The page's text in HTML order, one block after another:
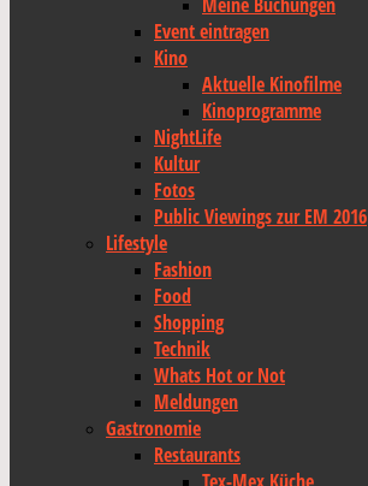
Event eintragen
Kino
Aktuelle Kinofilme
Kinoprogramme
NightLife
Kultur
Fotos
Public Viewings zur EM 2016
Lifestyle
Fashion
Food
Shopping
Technik
Whats Hot or Not
Meldungen
Gastronomie
Restaurants